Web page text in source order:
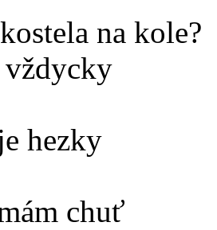
na kole?
vždycky
hezky
chuť